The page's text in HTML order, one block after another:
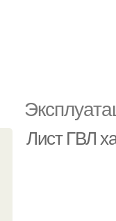
Лист ГВЛ